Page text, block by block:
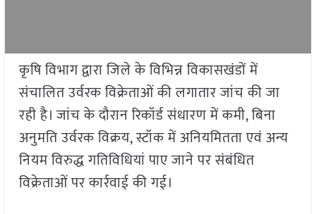
कृषि विभाग द्वारा जिले के विभिन्न विकासखंडों में
संचालित उर्वरक विक्रेताओं की लगातार जांच की जा
रही है। जांच के दौरान रिकॉर्ड संधारण में कमी, बिना
अनुमति उर्वरक विक्रय, स्टॉक में अनियमितता एवं अन्य
नियम विरुद्ध गतिविधियां पाए जाने पर संबंधित
विक्रेताओं पर कार्रवाई की गई।